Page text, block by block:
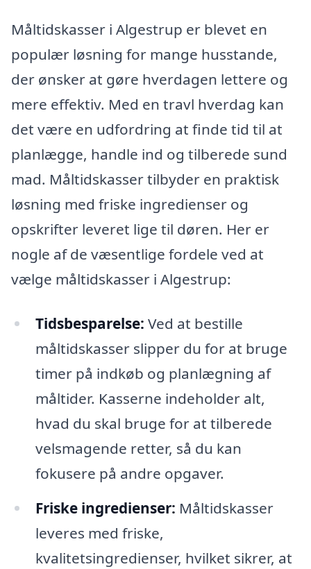
Måltidskasser i Algestrup er blevet en
populær løsning for mange husstande,
der ønsker at gøre hverdagen lettere og
mere effektiv. Med en travl hverdag kan
det være en udfordring at finde tid til at
planlægge, handle ind og tilberede sund
mad. Måltidskasser tilbyder en praktisk
løsning med friske ingredienser og
opskrifter leveret lige til døren. Her er
nogle af de væsentlige fordele ved at
vælge måltidskasser i Algestrup:
Tidsbesparelse: Ved at bestille
måltidskasser slipper du for at bruge
timer på indkøb og planlægning af
måltider. Kasserne indeholder alt,
hvad du skal bruge for at tilberede
velsmagende retter, så du kan
fokusere på andre opgaver.
Friske ingredienser: Måltidskasser
leveres med friske,
kvalitetsingredienser, hvilket sikrer, at